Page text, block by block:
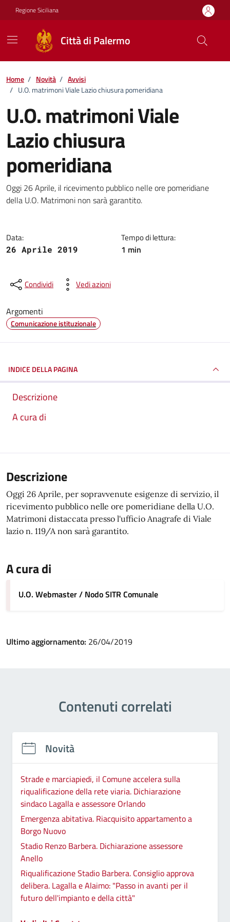
Vai ai contenuti
Vai al footer
Regione Siciliana
Città di Palermo
Home / Novità / Avvisi
/ U.O. matrimoni Viale Lazio chiusura pomeridiana
U.O. matrimoni Viale
Lazio chiusura
pomeridiana
Dettagli della notizia
Oggi 26 Aprile, il ricevimento pubblico nelle ore pomeridiane
della U.O. Matrimoni non sarà garantito.
Data:
26 Aprile 2019
Tempo di lettura:
1 min
Condividi Vedi azioni
Argomenti
Comunicazione istituzionale
INDICE DELLA PAGINA
Descrizione
A cura di
Descrizione
Oggi 26 Aprile, per sopravvenute esigenze di servizio, il
ricevimento pubblico nelle ore pomeridiane della U.O.
Matrimoni distaccata presso l'ufficio Anagrafe di Viale
lazio n. 119/A non sarà garantito.
A cura di
U.O. Webmaster / Nodo SITR Comunale
Ultimo aggiornamento: 26/04/2019
Contenuti correlati
Novità
Strade e marciapiedi, il Comune accelera sulla
riqualificazione della rete viaria. Dichiarazione
sindaco Lagalla e assessore Orlando
Emergenza abitativa. Riacquisito appartamento a
Borgo Nuovo
Stadio Renzo Barbera. Dichiarazione assessore
Anello
Riqualificazione Stadio Barbera. Consiglio approva
delibera. Lagalla e Alaimo: "Passo in avanti per il
futuro dell'impianto e della città"